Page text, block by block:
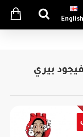
English
بيري